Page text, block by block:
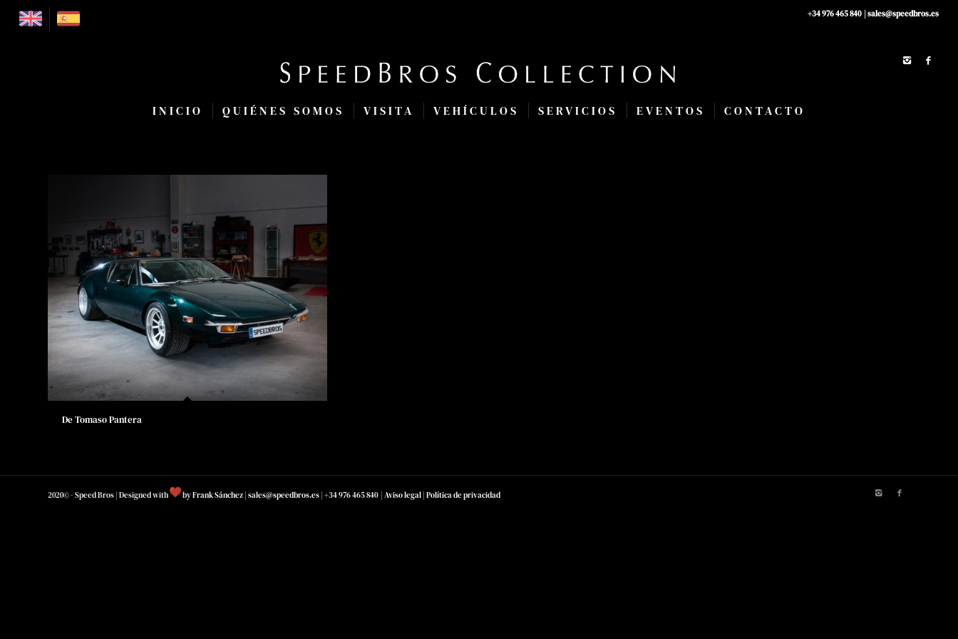
+34 976 465 840 |sales@speedbros.es
INICIO QUIÉNES SOMOS VISITA VEHÍCULOS SERVICIOS EVENTOS CONTACTO
De Tomaso Pantera
2020© - Speed Bros | Designed with byFrank Sánchez | sales@speedbros.es | +34 976 465 840 | Aviso legal | Política de privacidad